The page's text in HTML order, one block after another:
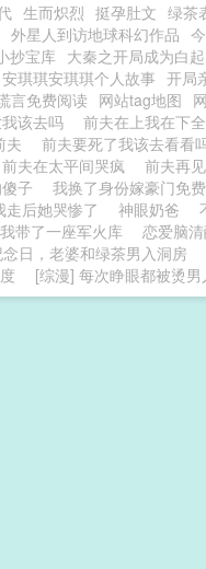
生而炽烈 挺孕肚文 绿茶
外星人到访地球科幻作品
抄宝库 大秦之开局成为白
安琪琪安琪琪个人故事 开局
言免费阅读 网站tag地图
该去吗 前夫在上我在下
夫 前夫要死了我该去看看
前夫在太平间哭疯 前夫再
子 我换了身份嫁豪门免
走后她哭惨了 神眼奶爸
带了一座军火库 恋爱脑
日，老婆和绿茶男入洞房
[综漫] 每次睁眼都被烫男